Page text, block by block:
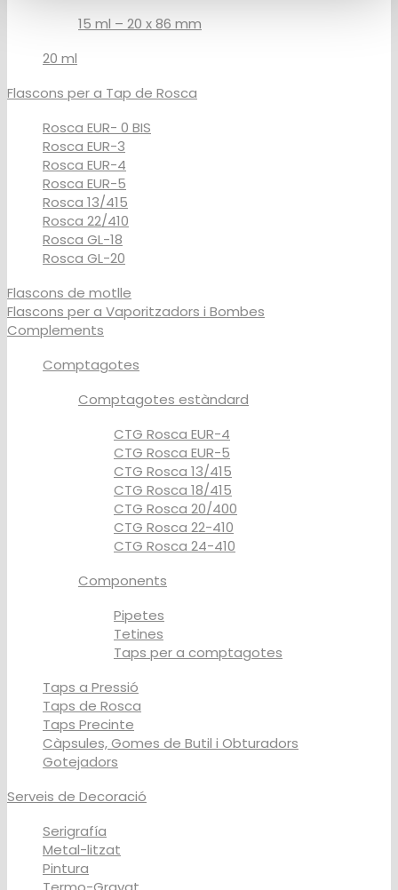
15 ml – 20 x 86 mm
20 ml
Flascons per a Tap de Rosca
Rosca EUR- 0 BIS
Rosca EUR-3
Rosca EUR-4
Rosca EUR-5
Rosca 13/415
Rosca 22/410
Rosca GL-18
Rosca GL-20
Flascons de motlle
Flascons per a Vaporitzadors i Bombes
Complements
Comptagotes
Comptagotes estàndard
CTG Rosca EUR-4
CTG Rosca EUR-5
CTG Rosca 13/415
CTG Rosca 18/415
CTG Rosca 20/400
CTG Rosca 22-410
CTG Rosca 24-410
Components
Pipetes
Tetines
Taps per a comptagotes
Taps a Pressió
Taps de Rosca
Taps Precinte
Càpsules, Gomes de Butil i Obturadors
Gotejadors
Serveis de Decoració
Serigrafía
Metal-litzat
Pintura